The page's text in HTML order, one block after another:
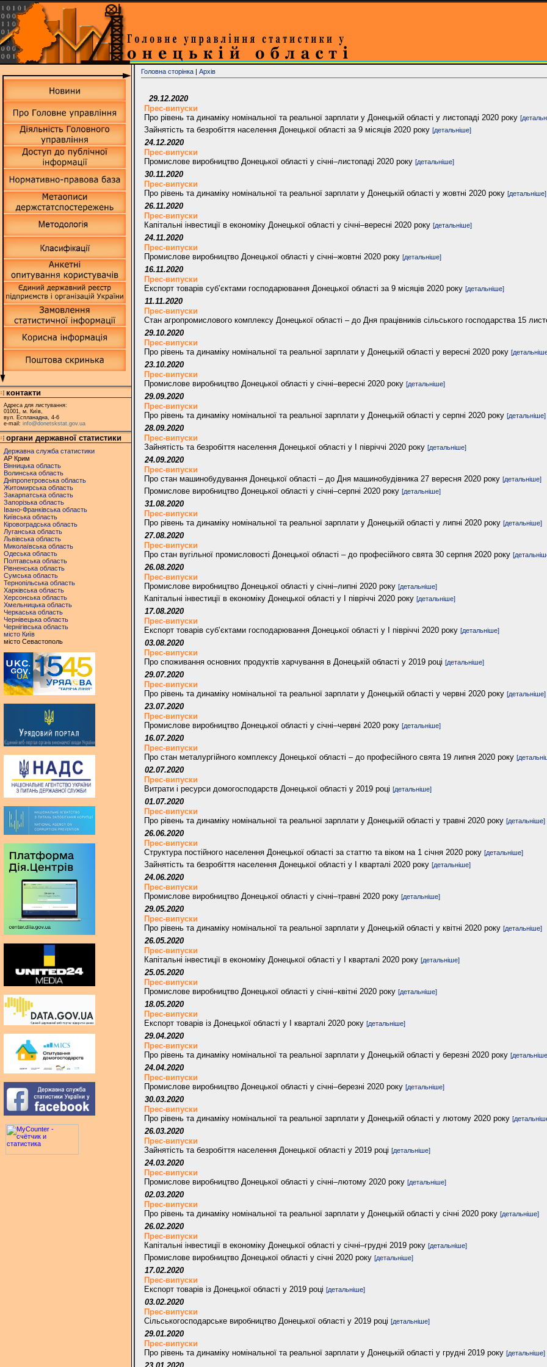
контакти
Адреса для листування:
01001, м. Київ,
вул. Еспланадна, 4-6
e-mail: info@donetskstat.gov.ua
органи державної статистики
Державна служба статистики
АР Крим
Вінницька область
Волинська область
Дніпропетровська область
Житомирська область
Закарпатська область
Запорізька область
Івано-Франківська область
Київська область
Кіровоградська область
Луганська область
Львівська область
Миколаївська область
Одеська область
Полтавська область
Рівненська область
Сумська область
Тернопільська область
Харківська область
Херсонська область
Хмельницька область
Черкаська область
Чернівецька область
Чернігівська область
місто Київ
місто Севастополь
Головна сторінка | Архів
29.12.2020
Прес-випуски
Про рівень та динаміку номінальної та реальної зарплати у Донецькій області у листопаді 2020 року
Зайнятість та безробіття населення Донецької області за 9 місяців 2020 року [детальніше]
24.12.2020
Прес-випуски
Промислове виробництво Донецької області у січні–листопаді 2020 року [детальніше]
30.11.2020
Прес-випуски
Про рівень та динаміку номінальної та реальної зарплати у Донецькій області у жовтні 2020 року [детальніше]
26.11.2020
Прес-випуски
Капітальні інвестиції в економіку Донецької області у січні–вересні 2020 року [детальніше]
24.11.2020
Прес-випуски
Промислове виробництво Донецької області у січні–жовтні 2020 року [детальніше]
16.11.2020
Прес-випуски
Експорт товарів суб’єктами господарювання Донецької області за 9 місяців 2020 року [детальніше]
11.11.2020
Прес-випуски
Стан агропромислового комплексу Донецької області – до Дня працівників сільського господарства 15
29.10.2020
Прес-випуски
Про рівень та динаміку номінальної та реальної зарплати у Донецькій області у вересні 2020 року
23.10.2020
Прес-випуски
Промислове виробництво Донецької області у січні–вересні 2020 року [детальніше]
29.09.2020
Прес-випуски
Про рівень та динаміку номінальної та реальної зарплати у Донецькій області у серпні 2020 року [детальніше]
28.09.2020
Прес-випуски
Зайнятість та безробіття населення Донецької області у І півріччі 2020 року [детальніше]
24.09.2020
Прес-випуски
Про стан машинобудування Донецької області – до Дня машинобудівника 27 вересня 2020 року [детальніше]
Промислове виробництво Донецької області у січні–серпні 2020 року [детальніше]
31.08.2020
Прес-випуски
Про рівень та динаміку номінальної та реальної зарплати у Донецькій області у липні 2020 року [детальніше]
27.08.2020
Прес-випуски
Про стан вугільної промисловості Донецької області – до професійного свята 30 серпня 2020 року
26.08.2020
Прес-випуски
Промислове виробництво Донецької області у січні–липні 2020 року [детальніше]
Капітальні інвестиції в економіку Донецької області у І півріччі 2020 року [детальніше]
17.08.2020
Прес-випуски
Експорт товарів суб’єктами господарювання Донецької області у І півріччі 2020 року [детальніше]
03.08.2020
Прес-випуски
Про споживання основних продуктів харчування в Донецькій області у 2019 році [детальніше]
29.07.2020
Прес-випуски
Про рівень та динаміку номінальної та реальної зарплати у Донецькій області у червні 2020 року [детальніше]
23.07.2020
Прес-випуски
Промислове виробництво Донецької області у січні–червні 2020 року [детальніше]
16.07.2020
Прес-випуски
Про стан металургійного комплексу Донецької області – до професійного свята 19 липня 2020 року
02.07.2020
Прес-випуски
Витрати і ресурси домогосподарств Донецької області у 2019 році [детальніше]
01.07.2020
Прес-випуски
Про рівень та динаміку номінальної та реальної зарплати у Донецькій області у травні 2020 року [детальніше]
26.06.2020
Прес-випуски
Структура постійного населення Донецької області за статтю та віком на 1 січня 2020 року [детальніше]
Зайнятість та безробіття населення Донецької області у І кварталі 2020 року [детальніше]
24.06.2020
Прес-випуски
Промислове виробництво Донецької області у січні–травні 2020 року [детальніше]
29.05.2020
Прес-випуски
Про рівень та динаміку номінальної та реальної зарплати у Донецькій області у квітні 2020 року [детальніше]
26.05.2020
Прес-випуски
Капітальні інвестиції в економіку Донецької області у І кварталі 2020 року [детальніше]
25.05.2020
Прес-випуски
Промислове виробництво Донецької області у січні–квітні 2020 року [детальніше]
18.05.2020
Прес-випуски
Експорт товарів із Донецької області у І кварталі 2020 року [детальніше]
29.04.2020
Прес-випуски
Про рівень та динаміку номінальної та реальної зарплати у Донецькій області у березні 2020 року
24.04.2020
Прес-випуски
Промислове виробництво Донецької області у січні–березні 2020 року [детальніше]
30.03.2020
Прес-випуски
Про рівень та динаміку номінальної та реальної зарплати у Донецькій області у лютому 2020 року
26.03.2020
Прес-випуски
Зайнятість та безробіття населення Донецької області у 2019 році [детальніше]
24.03.2020
Прес-випуски
Промислове виробництво Донецької області у січні–лютому 2020 року [детальніше]
02.03.2020
Прес-випуски
Про рівень та динаміку номінальної та реальної зарплати у Донецькій області у січні 2020 року [детальніше]
26.02.2020
Прес-випуски
Капітальні інвестиції в економіку Донецької області у січні–грудні 2019 року [детальніше]
Промислове виробництво Донецької області у січні 2020 року [детальніше]
17.02.2020
Прес-випуски
Експорт товарів із Донецької області у 2019 році [детальніше]
03.02.2020
Прес-випуски
Сільськогосподарське виробництво Донецької області у 2019 році [детальніше]
29.01.2020
Прес-випуски
Про рівень та динаміку номінальної та реальної зарплати у Донецькій області у грудні 2019 року [детальніше]